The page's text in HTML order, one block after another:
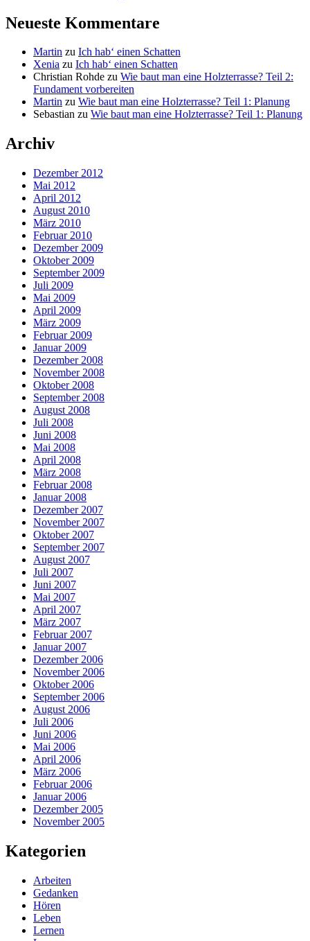
Neueste Kommentare
Martin zu Ich hab‘ einen Schatten
Xenia zu Ich hab‘ einen Schatten
Christian Rohde zu Wie baut man eine Holzterrasse? Teil 2:
Fundament vorbereiten
Martin zu Wie baut man eine Holzterrasse? Teil 1: Planung
Sebastian zu Wie baut man eine Holzterrasse? Teil 1: Planung
Archiv
Dezember 2012
Mai 2012
April 2012
August 2010
März 2010
Februar 2010
Dezember 2009
Oktober 2009
September 2009
Juli 2009
Mai 2009
April 2009
März 2009
Februar 2009
Januar 2009
Dezember 2008
November 2008
Oktober 2008
September 2008
August 2008
Juli 2008
Juni 2008
Mai 2008
April 2008
März 2008
Februar 2008
Januar 2008
Dezember 2007
November 2007
Oktober 2007
September 2007
August 2007
Juli 2007
Juni 2007
Mai 2007
April 2007
März 2007
Februar 2007
Januar 2007
Dezember 2006
November 2006
Oktober 2006
September 2006
August 2006
Juli 2006
Juni 2006
Mai 2006
April 2006
März 2006
Februar 2006
Januar 2006
Dezember 2005
November 2005
Kategorien
Arbeiten
Gedanken
Hören
Leben
Lernen